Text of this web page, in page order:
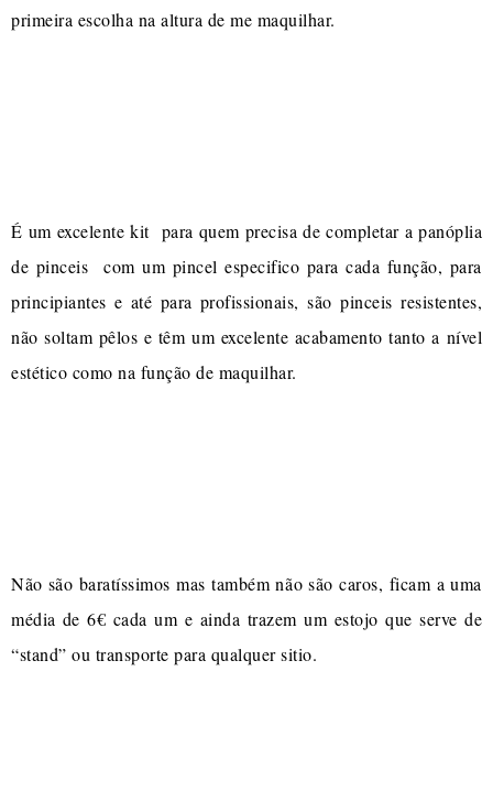
primeira escolha na altura de me maquilhar.
É um excelente kit para quem precisa de completar a panóplia
de pinceis com um pincel especifico para cada função, para
principiantes e até para profissionais, são pinceis resistentes,
não soltam pêlos e têm um excelente acabamento tanto a nível
estético como na função de maquilhar.
Não são baratíssimos mas também não são caros, ficam a uma
média de 6€ cada um e ainda trazem um estojo que serve de
“stand” ou transporte para qualquer sitio.